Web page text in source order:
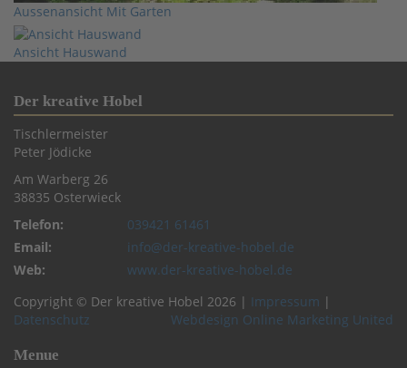
Aussenansicht Mit Garten
Ansicht Hauswand
Der kreative Hobel
Tischlermeister
Peter Jödicke
Am Warberg 26
38835 Osterwieck
Telefon:
039421 61461
Email:
info@der-kreative-hobel.de
Web:
www.der-kreative-hobel.de
Copyright © Der kreative Hobel 2026 | Impressum |
Datenschutz
Webdesign Online Marketing United
Menue